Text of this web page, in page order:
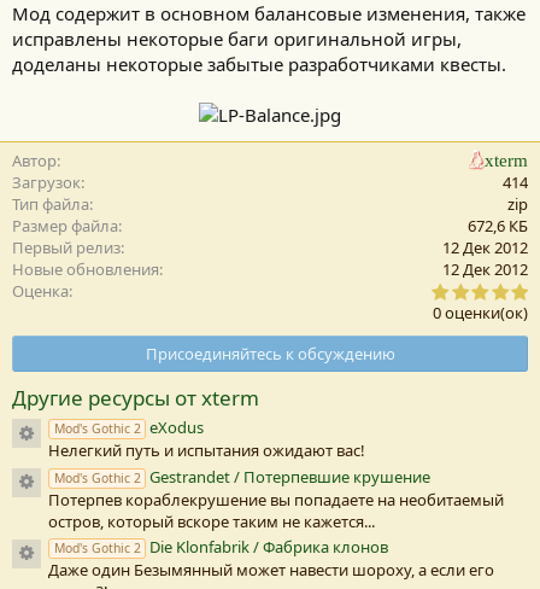
Мод содержит в основном балансовые изменения, также
исправлены некоторые баги оригинальной игры,
доделаны некоторые забытые разработчиками квесты.
Автор xterm
Загрузок
414
Тип файла
zip
Размер файла
672,6 КБ
Первый релиз
12 Дек 2012
Новые обновления
12 Дек 2012
Оценка
0
,
0
з
0 оценки(ок)
Присоединяйтесь к обсуждению
Другие ресурсы от xterm
Иконка ресурса
Mod's Gothic 2 eXodus
Нелегкий путь и испытания ожидают вас!
Иконка ресурса
Mod's Gothic 2 Gestrandet / Потерпевшие крушение
Потерпев кораблекрушение вы попадаете на необитаемый
остров, который вскоре таким не кажется...
Иконка ресурса
Mod's Gothic 2 Die Klonfabrik / Фабрика клонов
Даже один Безымянный может навести шороху, а если его